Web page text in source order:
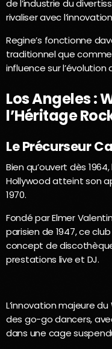
de l’industrie du
rivaliser avec
Regine’s fonctionne
traditionnel que
influence sur l’évolution
Los Angeles :
l’Héritage
Le Précurseur
Bien qu’ouvert dès
Hollywood atteint son
1970.
Fondé par Elmer
parisien de 1947, ce
concept de
prestations live et DJ.
L’innovation majeure
des go-go dancers,
dans une cage